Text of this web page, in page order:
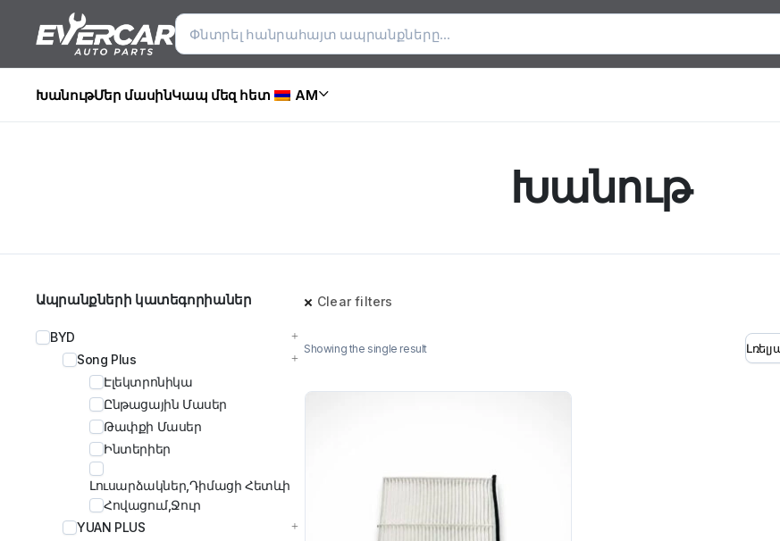
ԽանութՄեր մասինԿապ մեզ հետ AM
Խանութ
Clear filters
Showing the single result
Ապրանքների կատեգորիաներ
BYD
Song Plus
Էլեկտրոնիկա
Ընթացային Մասեր
Թափքի Մասեր
Ինտերիեր
Լուսարձակներ,Դիմացի Հետևի
Հովացում,Ջուր
YUAN PLUS